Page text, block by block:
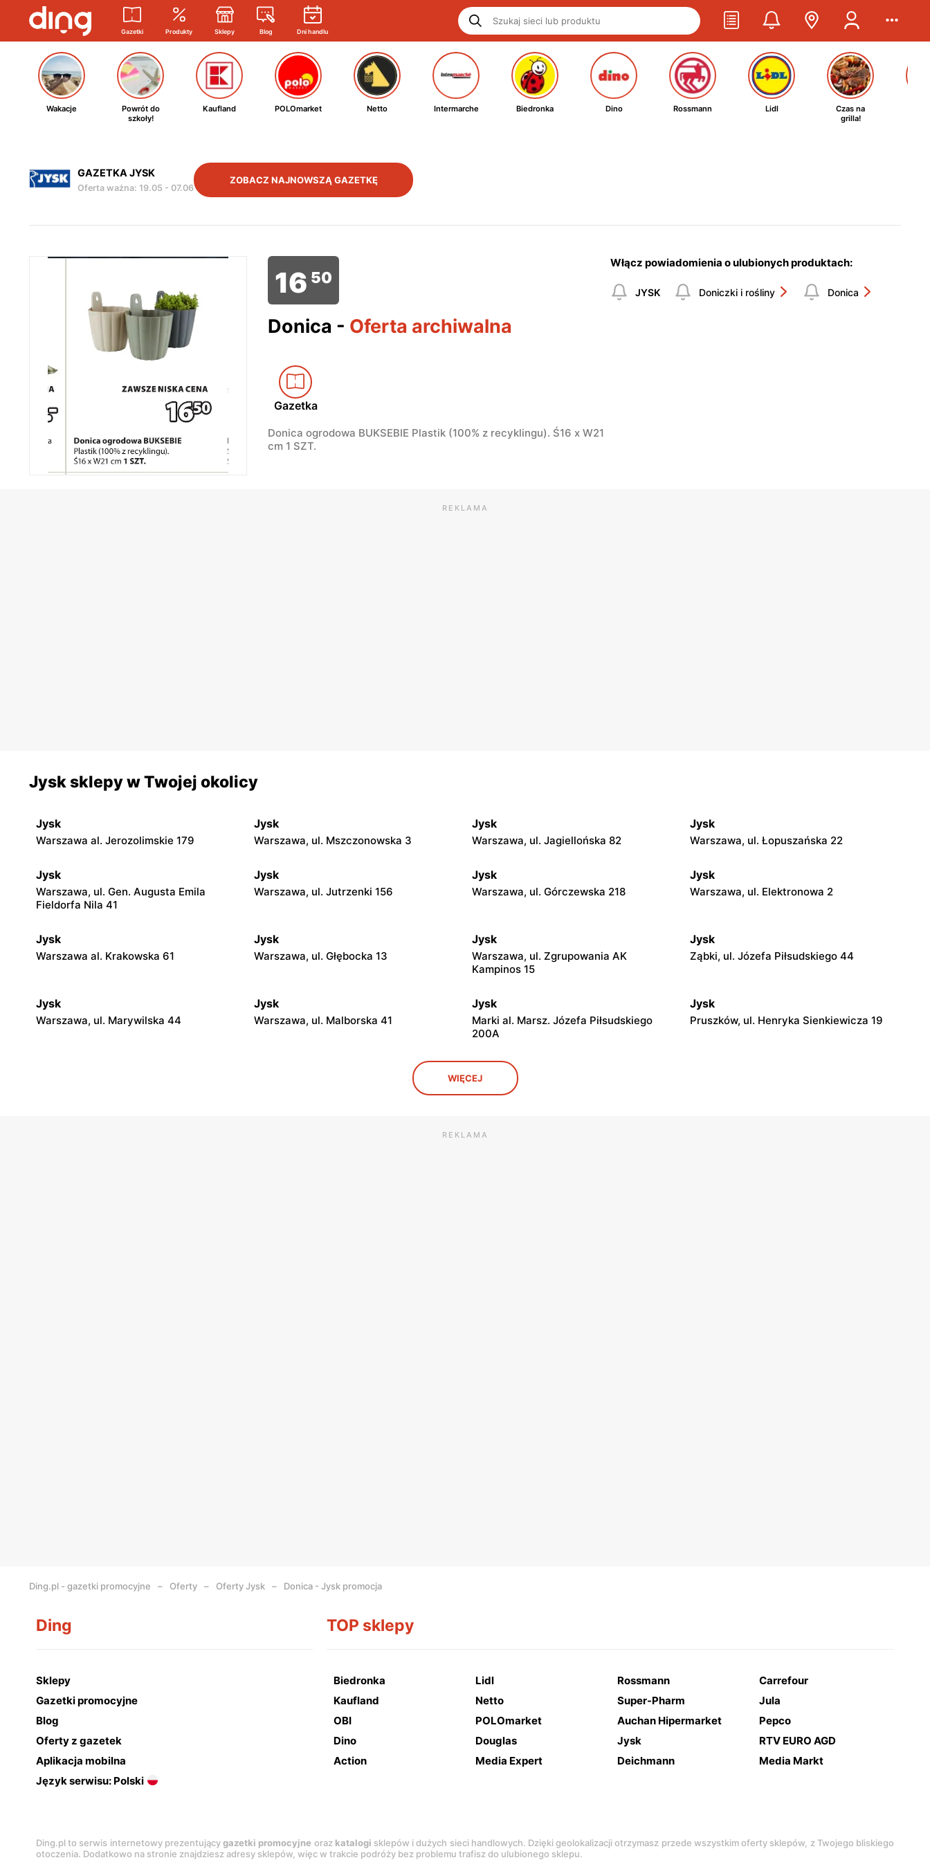
Gazetki Produkty Sklepy Blog Dni handlu
Wakacje
Powrót do
szkoły!
Kaufland POLOmarket Netto Intermarche Biedronka Dino Rossmann Lidl
Czas na
grilla!
GAZETKA JYSK
Oferta ważna: 19.05 - 07.06
ZOBACZ NAJNOWSZĄ GAZETKĘ
16 50
Donica - Oferta archiwalna
Gazetka
Donica ogrodowa BUKSEBIE Plastik (100% z recyklingu). Ś16 x W21
cm 1 SZT.
Włącz powiadomienia o ulubionych produktach:
JYSK Doniczki i rośliny Donica
REKLAMA
Jysk sklepy w Twojej okolicy
Jysk
Warszawa al. Jerozolimskie 179
Jysk
Warszawa, ul. Mszczonowska 3
Jysk
Warszawa, ul. Jagiellońska 82
Jysk
Warszawa, ul. Łopuszańska 22
Jysk
Warszawa, ul. Gen. Augusta Emila
Fieldorfa Nila 41
Jysk
Warszawa, ul. Jutrzenki 156
Jysk
Warszawa, ul. Górczewska 218
Jysk
Warszawa, ul. Elektronowa 2
Jysk
Warszawa al. Krakowska 61
Jysk
Warszawa, ul. Głębocka 13
Jysk
Warszawa, ul. Zgrupowania AK
Kampinos 15
Jysk
Ząbki, ul. Józefa Piłsudskiego 44
Jysk
Warszawa, ul. Marywilska 44
Jysk
Warszawa, ul. Malborska 41
Jysk
Marki al. Marsz. Józefa Piłsudskiego
200A
Jysk
Pruszków, ul. Henryka Sienkiewicza 19
Podkowa Leśna, ul. Gołębia 26
Nowy Dwór Mazowiecki, ul. Warszawska
Grodzisk Mazowiecki, ul. Żyrardowska
WIĘCEJ
REKLAMA
Ding.pl - gazetki promocyjne Oferty Oferty Jysk Donica - Jysk promocja
Ding
Sklepy
Gazetki promocyjne
Blog
Oferty z gazetek
Aplikacja mobilna
Język serwisu: Polski
TOP sklepy
Biedronka Lidl Rossmann
Carrefour
Kaufland
Netto Super-Pharm
Jula
OBI
POLOmarket Auchan Hipermarket
Pepco
Dino
Douglas Jysk
RTV EURO AGD
Action
Media Expert Deichmann Media Markt
Ding.pl to serwis internetowy prezentującygazetki promocyjne oraz katalogi sklepów i dużych sieci handlowych. Dzięki geolokalizacji otrzymasz przede wszystkim oferty sklepów, z Twojego bliskiego
otoczenia. Dodatkowo na stronie znajdziesz adresy sklepów, więc w trakcie podróży bez problemu trafisz do ulubionego sklepu.